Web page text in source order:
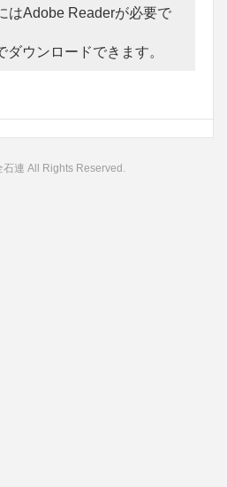
はAdobe Readerが必要で
ウンロードできます。
連 All Rights Reserved.